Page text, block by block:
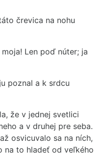
črevica na nohu
Len poď núter; ja
poznal a k srdcu
že v jednej svetlici
a v druhej pre seba.
osvicuvalo sa na ních,
na to hladeť od veľkého